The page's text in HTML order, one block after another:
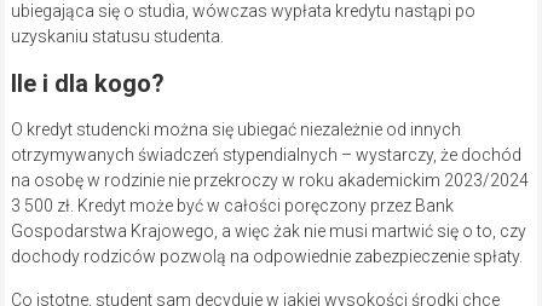
ubiegająca się o studia, wówczas wypłata kredytu nastąpi po
uzyskaniu statusu studenta.
Ile i dla kogo?
O kredyt studencki można się ubiegać niezależnie od innych
otrzymywanych świadczeń stypendialnych – wystarczy, że dochód
na osobę w rodzinie nie przekroczy w roku akademickim 2023/2024
3 500 zł. Kredyt może być w całości poręczony przez Bank
Gospodarstwa Krajowego, a więc żak nie musi martwić się o to, czy
dochody rodziców pozwolą na odpowiednie zabezpieczenie spłaty.
Co istotne, student sam decyduje w jakiej wysokości środki chce